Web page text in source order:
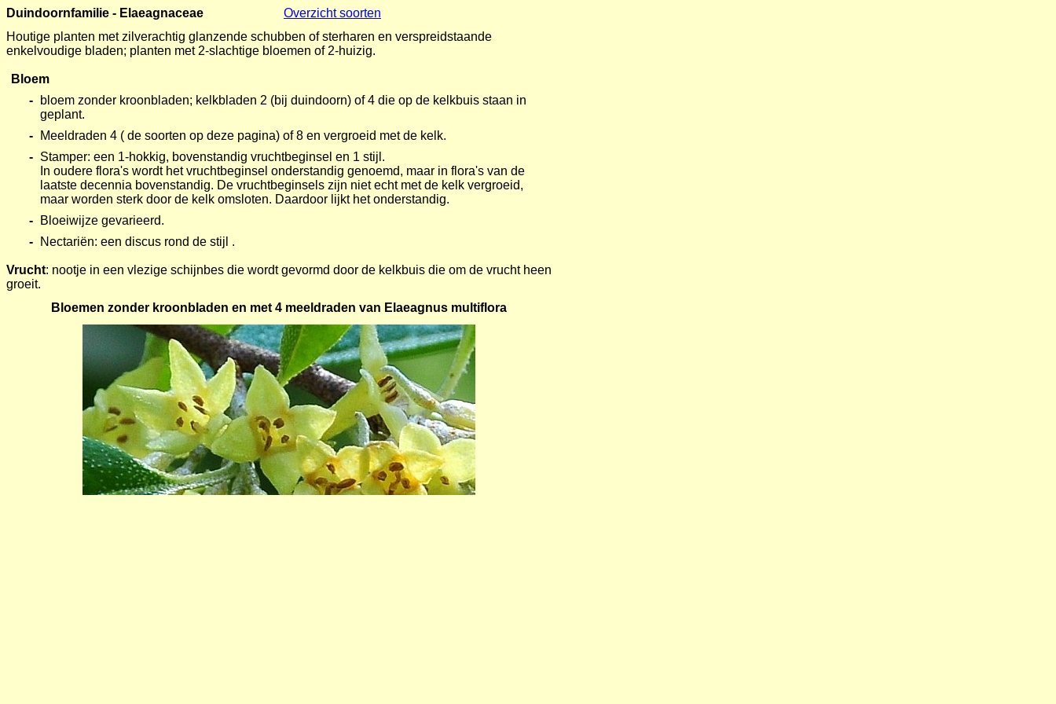
Duindoornfamilie - Elaeagnaceae
Overzicht soorten
Houtige planten met zilverachtig glanzende schubben of sterharen en verspreidstaande
enkelvoudige bladen; planten met 2-slachtige bloemen of 2-huizig.
Bloem
-
bloem zonder kroonbladen; kelkbladen 2 (bij duindoorn) of 4 die op de kelkbuis staan in
geplant.
-
Meeldraden 4 ( de soorten op deze pagina) of 8 en vergroeid met de kelk.
- Stamper: een 1-hokkig, bovenstandig vruchtbeginsel en 1 stijl.
In oudere flora's wordt het vruchtbeginsel onderstandig genoemd, maar in flora's van de
laatste decennia bovenstandig. De vruchtbeginsels zijn niet echt met de kelk vergroeid,
maar worden sterk door de kelk omsloten. Daardoor lijkt het onderstandig.
-
Bloeiwijze gevarieerd.
-
Nectariën: een discus rond de stijl .
Vrucht: nootje in een vlezige schijnbes die wordt gevormd door de kelkbuis die om de vrucht heen
groeit.
Bloemen zonder kroonbladen en met 4 meeldraden van Elaeagnus multiflora